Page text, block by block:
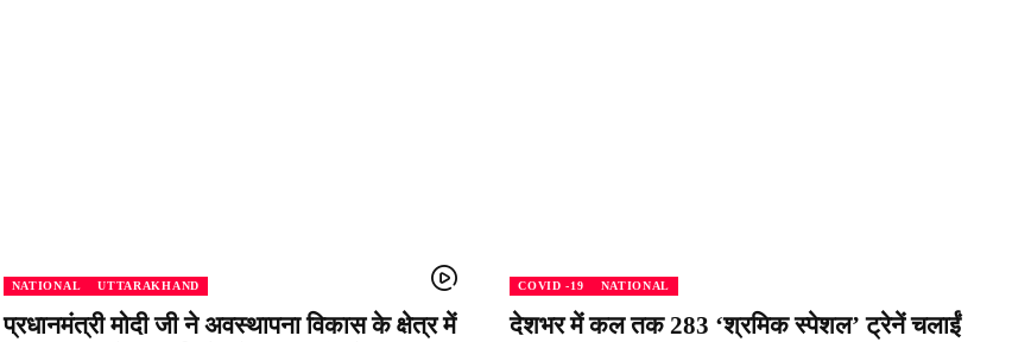
NATIONAL UTTARAKHAND
प्रधानमंत्री मोदी जी ने अवस्थापना विकास के क्षेत्र में
COVID -19 NATIONAL
देशभर में कल तक 283 ‘श्रमिक स्पेशल’ ट्रेनें चलाईं